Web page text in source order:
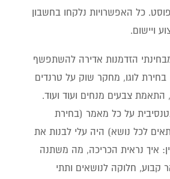
כל האפשרויות נלקחו בחשבון
ויישום.
הזדמנות אדירה להשתפשף
בחירת לוגו, מחקר שוק על טרנדים
התאמת צבעים מנחים ועוד ועוד.
על כל מאמר (בחירת
לכל נושא) היה עלי לבנות את
איך נראית הכריכה, מה משתנה
קבוע, חלוקה לנושאים ותתי